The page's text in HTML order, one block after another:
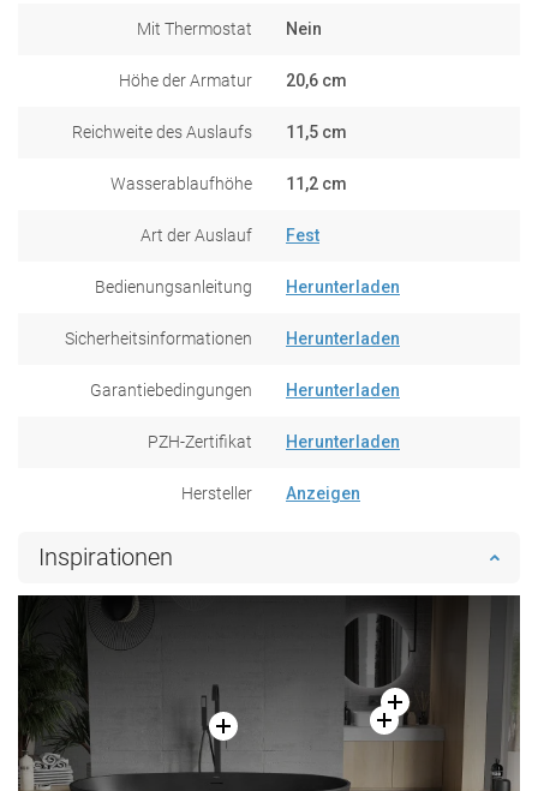
Mit Thermostat Nein
Höhe der Armatur 20,6 cm
Reichweite des Auslaufs 11,5 cm
Wasserablaufhöhe 11,2 cm
Art der Auslauf Fest
Bedienungsanleitung Herunterladen
Sicherheitsinformationen Herunterladen
Garantiebedingungen Herunterladen
PZH-Zertifikat Herunterladen
Hersteller Anzeigen
Inspirationen